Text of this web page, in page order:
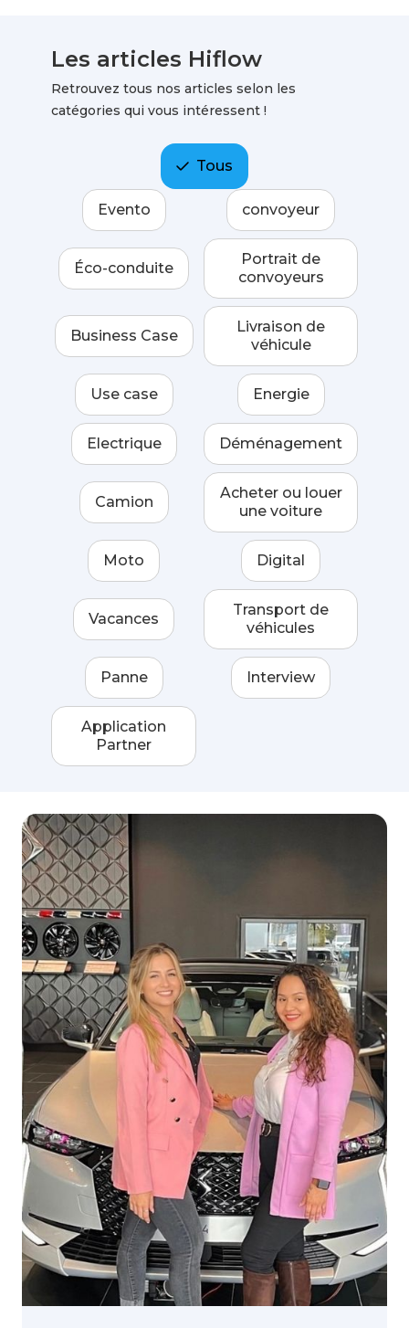
Les articles Hiflow
Retrouvez tous nos articles selon les
catégories qui vous intéressent !
Tous
Evento convoyeur
Éco-conduite
Portrait de
convoyeurs
Business Case
Livraison de
véhicule
Use case Energie
Electrique Déménagement
Camion
Acheter ou louer
une voiture
Moto Digital
Vacances
Transport de
véhicules
Panne Interview
Application
Partner